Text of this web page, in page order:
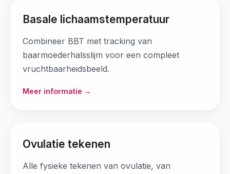
Basale lichaamstemperatuur
Combineer BBT met tracking van
baarmoederhalsslijm voor een compleet
vruchtbaarheidsbeeld.
Meer informatie →
Ovulatie tekenen
Alle fysieke tekenen van ovulatie, van